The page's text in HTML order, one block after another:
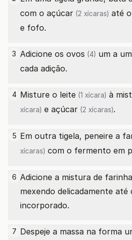
com o açúcar (2 xícaras) até
e fofo.
3 Adicione os ovos (4) um a
cada adição.
4 Misture o leite (1 xícara) à
xícara) e açúcar (2 xícaras).
5 Em outra tigela, peneire a
xícaras) com o fermento em
6 Adicione a mistura de
mexendo delicadamente
incorporado.
7 Despeje a massa na forma